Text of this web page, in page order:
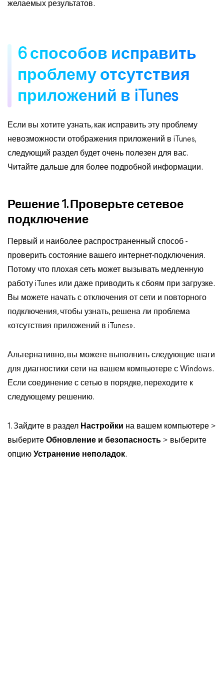
желаемых результатов.
6 способов исправить
проблему отсутствия
приложений в iTunes
Если вы хотите узнать, как исправить эту проблему
невозможности отображения приложений в iTunes,
следующий раздел будет очень полезен для вас.
Читайте дальше для более подробной информации.
Решение 1. Проверьте сетевое
подключение
Первый и наиболее распространенный способ -
проверить состояние вашего интернет-подключения.
Потому что плохая сеть может вызывать медленную
работу iTunes или даже приводить к сбоям при загрузке.
Вы можете начать с отключения от сети и повторного
подключения, чтобы узнать, решена ли проблема
«отсутствия приложений в iTunes».
Альтернативно, вы можете выполнить следующие шаги
для диагностики сети на вашем компьютере с Windows.
Если соединение с сетью в порядке, переходите к
следующему решению.
1. Зайдите в раздел Настройки на вашем компьютере >
выберите Обновление и безопасность > выберите
опцию Устранение неполадок.